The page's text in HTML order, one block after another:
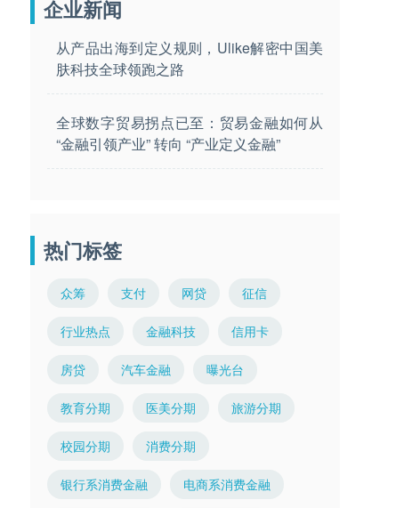
企业新闻
从产品出海到定义规则，Ulike解密中国美
肤科技全球领跑之路
全球数字贸易拐点已至：贸易金融如何从
“金融引领产业” 转向 “产业定义金融”
热门标签
众筹 支付 网贷 征信
行业热点 金融科技 信用卡
房贷 汽车金融 曝光台
教育分期 医美分期 旅游分期
校园分期 消费分期
银行系消费金融 电商系消费金融